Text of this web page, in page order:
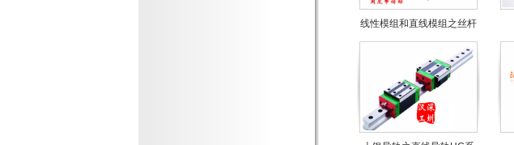
线性模组和直线模组之丝杆